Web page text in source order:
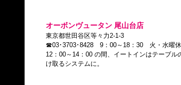
オーボンヴュータン 尾山台店
東京都世田谷区等々力2-1-3
☎03･3703･8428 9：00～18：30 火・水曜
12：00～14：00 の間、イートインはテーブ
け取るシステムに。